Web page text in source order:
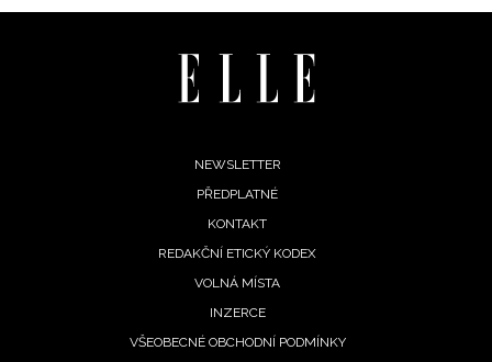
NEWSLETTER
PŘEDPLATNÉ
KONTAKT
REDAKČNÍ ETICKÝ KODEX
VOLNÁ MÍSTA
INZERCE
VŠEOBECNÉ OBCHODNÍ PODMÍNKY